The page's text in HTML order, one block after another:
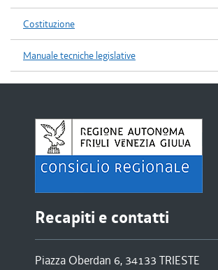
Costituzione
Manuale tecniche legislative
Recapiti e contatti
Piazza Oberdan 6, 34133 TRIESTE